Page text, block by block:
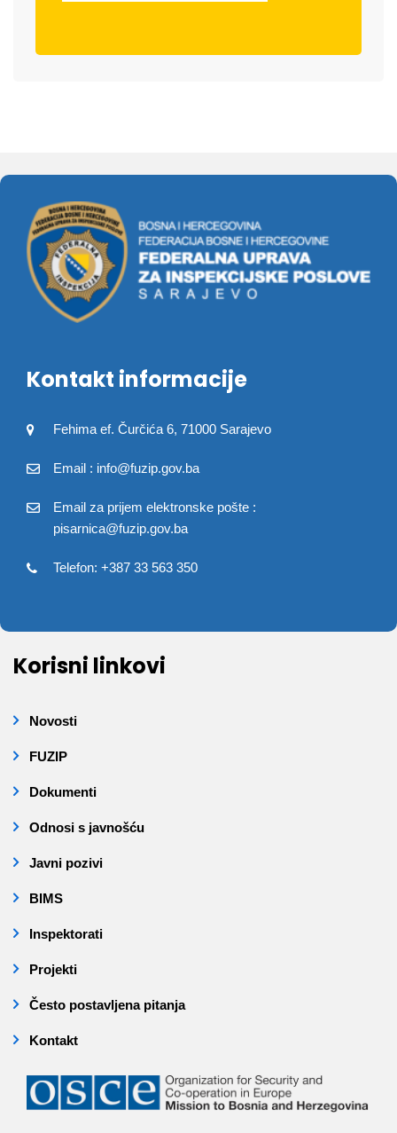
Kontakt informacije
Fehima ef. Čurčića 6, 71000 Sarajevo
Email : info@fuzip.gov.ba
Email za prijem elektronske pošte :
pisarnica@fuzip.gov.ba
Telefon: +387 33 563 350
Korisni linkovi
Novosti
FUZIP
Dokumenti
Odnosi s javnošću
Javni pozivi
BIMS
Inspektorati
Projekti
Često postavljena pitanja
Kontakt